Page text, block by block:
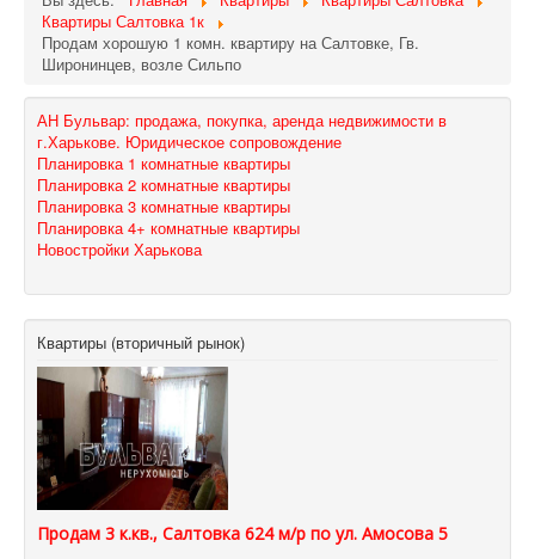
Квартиры Салтовка 1к
Продам хорошую 1 комн. квартиру на Салтовке, Гв.
Широнинцев, возле Сильпо
АН Бульвар: продажа, покупка, аренда недвижимости в
г.Харькове. Юридическое сопровождение
Планировка 1 комнатные квартиры
Планировка 2 комнатные квартиры
Планировка 3 комнатные квартиры
Планировка 4+ комнатные квартиры
Новостройки Харькова
Квартиры (вторичный рынок)
Продам 3 к.кв., Салтовка 624 м/р по ул. Амосова 5